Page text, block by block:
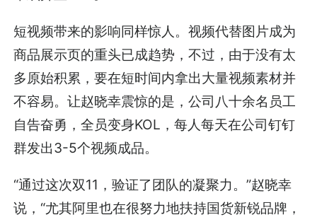
短视频带来的影响同样惊人。视频代替图片成为
商品展示页的重头已成趋势，不过，由于没有太
多原始积累，要在短时间内拿出大量视频素材并
不容易。让赵晓幸震惊的是，公司八十余名员工
自告奋勇，全员变身KOL，每人每天在公司钉钉
群发出3-5个视频成品。
“通过这次双11，验证了团队的凝聚力。”赵晓幸
说，“尤其阿里也在很努力地扶持国货新锐品牌，